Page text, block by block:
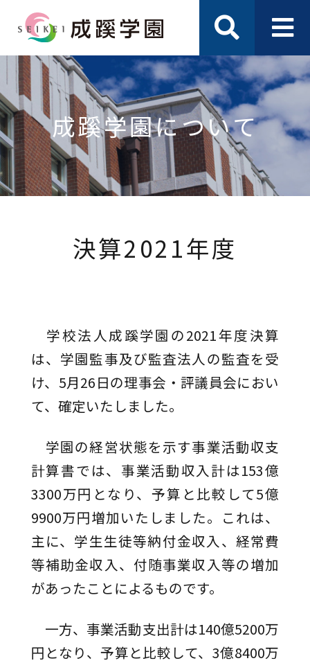
成蹊学園について
決算2021年度
学校法人成蹊学園の2021年度決算
は、学園監事及び監査法人の監査を受
け、5月26日の理事会・評議員会におい
て、確定いたしました。
学園の経営状態を示す事業活動収支
計算書では、事業活動収入計は153億
3300万円となり、予算と比較して5億
9900万円増加いたしました。これは、
主に、学生生徒等納付金収入、経常費
等補助金収入、付随事業収入等の増加
があったことによるものです。
一方、事業活動支出計は140億5200万
円となり、予算と比較して、3億8400万